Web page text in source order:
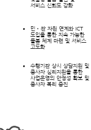
서비스 신뢰도 강화
민‧관 자원 연계와 ICT
도입을 통한 지속 가능한
돌봄 체계 마련 및 서비스
고도화
수행기관 상시 상담지원 및
종사자 심리지원을 통한
사업운영의 안정성 확보 및
종사자 복리 증진